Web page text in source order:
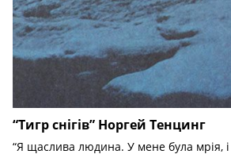
“Тигр снігів” Норгей Тенцинг
“Я щаслива людина. У мене була мрія, і